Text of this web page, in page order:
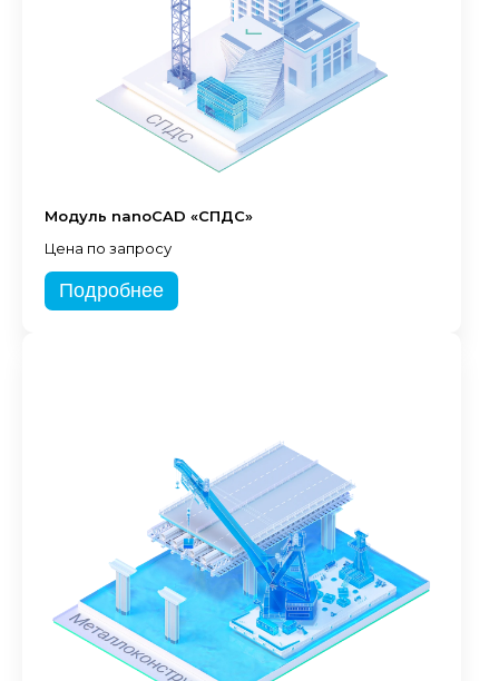
Модуль nanoCAD «СПДС»
Цена по запросу
Подробнее